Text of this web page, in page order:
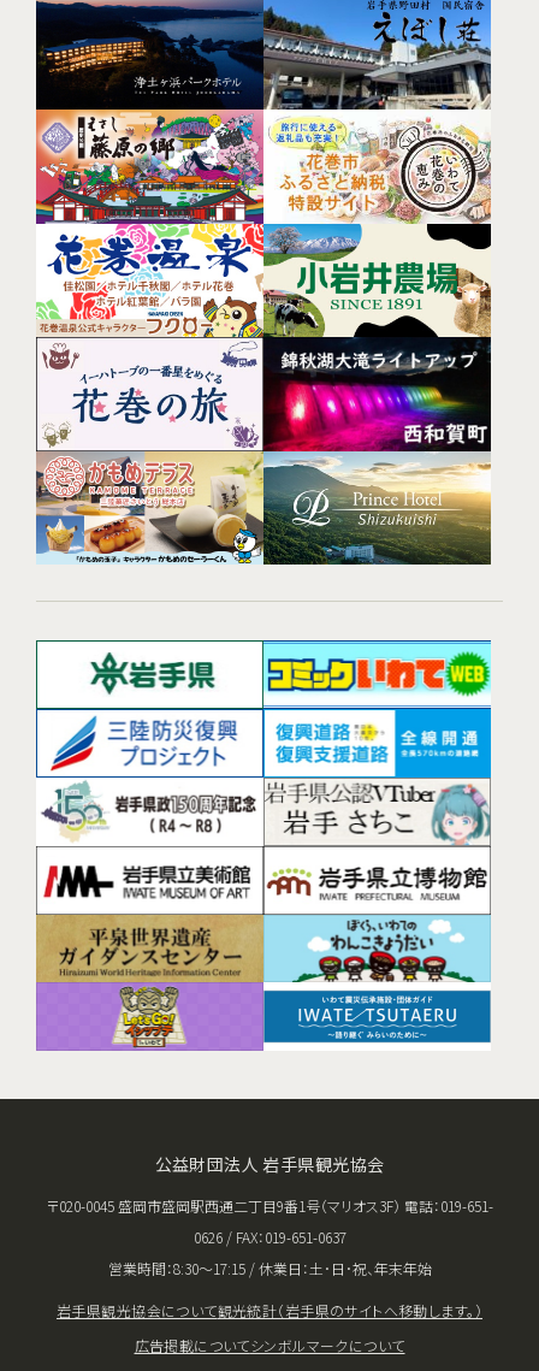
公益財団法人 岩手県観光協会
〒020-0045 盛岡市盛岡駅西通二丁目9番1号（マリオス3F） 電話：019-651-
0626 / FAX：019-651-0637
営業時間：8:30〜17:15 / 休業日：土･日･祝、年末年始
岩手県観光協会について観光統計（岩手県のサイトへ移動します。）
広告掲載についてシンボルマークについて